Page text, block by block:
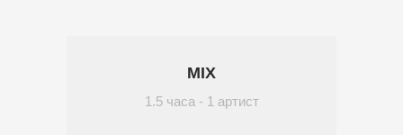
MIX
1.5 часа - 1 артист